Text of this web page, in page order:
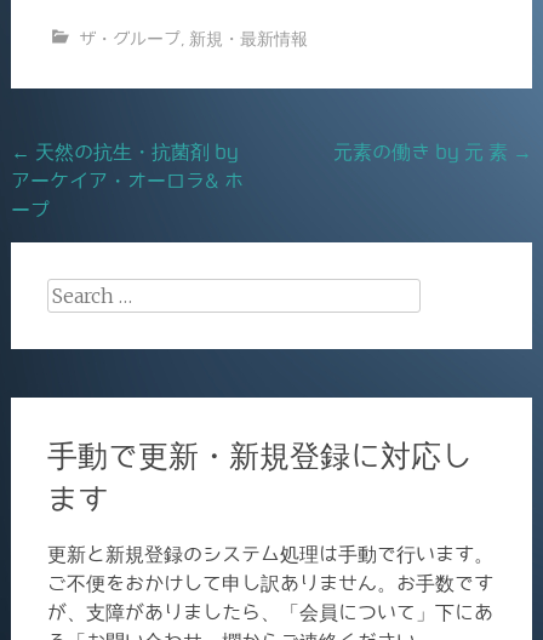
e
b
o
l
ザ・グループ, 新規・最新情報
Post
navigation
← 天然の抗生・抗菌剤 by
アーケイア・オーロラ& ホ
ープ
元素の働き by 元 素 →
Search
手動で更新・新規登録に対応し
ます
更新と新規登録のシステム処理は手動で行います。
ご不便をおかけして申し訳ありません。お手数です
が、支障がありましたら、「会員について」下にあ